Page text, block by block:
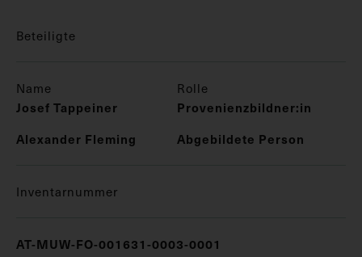
Beteiligte
Name Rolle
Josef Tappeiner
Provenienzbildner:in
Alexander Fleming
Abgebildete Person
Inventarnummer
AT-MUW-FO-001631-0003-0001